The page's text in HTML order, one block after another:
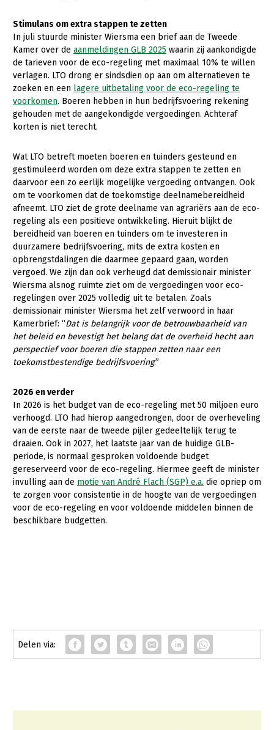
Mens, ondernemerschap en onderwijs
Internationaal
Sectoren
Dier
Biologische Landbouw
Kalverhouderij
Konijnenhouderij
Melkveehouderij
Paardenhouderij
Pluimveehouderij
Schapenhouderij
Varkenshouderij
Vleesveehouderij
Plant
Biologische Landbouw
Bollenteelt
Bomen, vaste planten en zomerbloemen
Fruitteelt
Glastuinbouw
Paddenstoelen
Vollegrondsgroente
Multifunctioneel
Vrouw en Bedrijf
Onderwerpen
Nieuws
Nieuwsabonnement
Webinars
Over LTO
LTO Nederland
Mensen
Bestuur en Directie
Medewerkers
Vakgroepbestuurders
Jaarverslag 2023
Vacatures
Contact
Stimulans om extra stappen te zetten
In juli stuurde minister Wiersma een brief aan de Tweede
Kamer over de aanmeldingen GLB 2025 waarin zij aankondigde
de tarieven voor de eco-regeling met maximaal 10% te willen
verlagen. LTO drong er sindsdien op aan om alternatieven te
zoeken en een lagere uitbetaling voor de eco-regeling te
voorkomen. Boeren hebben in hun bedrijfsvoering rekening
gehouden met de aangekondigde vergoedingen. Achteraf
korten is niet terecht.
Wat LTO betreft moeten boeren en tuinders gesteund en
gestimuleerd worden om deze extra stappen te zetten en
daarvoor een zo eerlijk mogelijke vergoeding ontvangen. Ook
om te voorkomen dat de toekomstige deelnamebereidheid
afneemt. LTO ziet de grote deelname van agrariërs aan de eco-
regeling als een positieve ontwikkeling. Hieruit blijkt de
bereidheid van boeren en tuinders om te investeren in
duurzamere bedrijfsvoering, mits de extra kosten en
opbrengstdalingen die daarmee gepaard gaan, worden
vergoed. We zijn dan ook verheugd dat demissionair minister
Wiersma alsnog ruimte ziet om de vergoedingen voor eco-
regelingen over 2025 volledig uit te betalen. Zoals
demissionair minister Wiersma het zelf verwoord in haar
Kamerbrief: “Dat is belangrijk voor de betrouwbaarheid van
het beleid en bevestigt het belang dat de overheid hecht aan
perspectief voor boeren die stappen zetten naar een
toekomstbestendige bedrijfsvoering.”
2026 en verder
In 2026 is het budget van de eco-regeling met 50 miljoen euro
verhoogd. LTO had hierop aangedrongen, door de overheveling
van de eerste naar de tweede pijler gedeeltelijk terug te
draaien. Ook in 2027, het laatste jaar van de huidige GLB-
periode, is normaal gesproken voldoende budget
gereserveerd voor de eco-regeling. Hiermee geeft de minister
invulling aan de motie van André Flach (SGP) e.a. die opriep om
te zorgen voor consistentie in de hoogte van de vergoedingen
voor de eco-regeling en voor voldoende middelen binnen de
beschikbare budgetten.